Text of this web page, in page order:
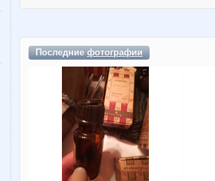
Последниефотографии